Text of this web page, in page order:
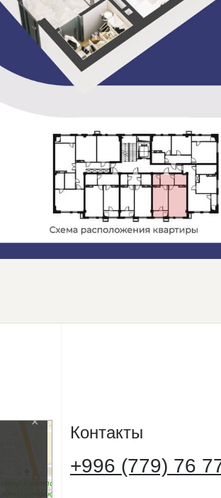
Контакты
+996 (779) 76